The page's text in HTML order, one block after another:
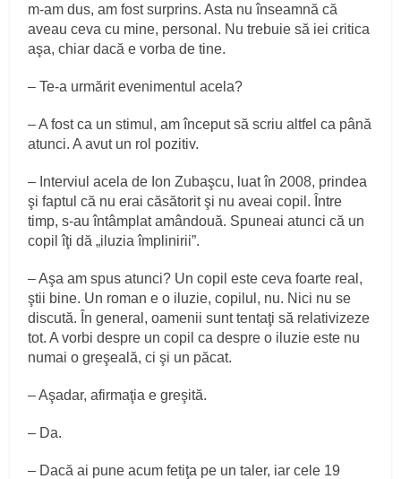
m-am dus, am fost surprins. Asta nu înseamnă că
aveau ceva cu mine, personal. Nu trebuie să iei critica
aşa, chiar dacă e vorba de tine.
– Te-a urmărit evenimentul acela?
– A fost ca un stimul, am început să scriu altfel ca până
atunci. A avut un rol pozitiv.
– Interviul acela de Ion Zubaşcu, luat în 2008, prindea
şi faptul că nu erai căsătorit şi nu aveai copil. Între
timp, s-au întâmplat amândouă. Spuneai atunci că un
copil îţi dă „iluzia împlinirii”.
– Aşa am spus atunci? Un copil este ceva foarte real,
ştii bine. Un roman e o iluzie, copilul, nu. Nici nu se
discută. În general, oamenii sunt tentaţi să relativizeze
tot. A vorbi despre un copil ca despre o iluzie este nu
numai o greşeală, ci şi un păcat.
– Aşadar, afirmaţia e greşită.
– Da.
– Dacă ai pune acum fetiţa pe un taler, iar cele 19